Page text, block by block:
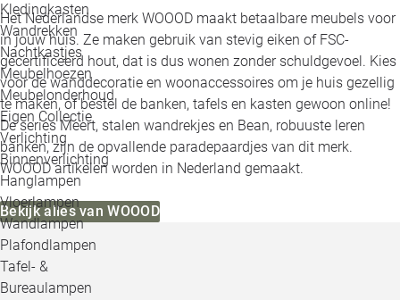
Kledingkasten
Wandrekken
Nachtkastjes
Meubelhoezen
Meubelonderhoud
Eigen Collectie
Verlichting
Binnenverlichting
Hanglampen
Vloerlampen
Wandlampen
Plafondlampen
Tafel- &
Bureaulampen
Het Nederlandse merk WOOOD maakt betaalbare meubels voor
in jouw huis. Ze maken gebruik van stevig eiken of FSC-
gecertificeerd hout, dat is dus wonen zonder schuldgevoel. Kies
voor de wanddecoratie en woonaccessoires om je huis gezellig
te maken, of bestel de banken, tafels en kasten gewoon online!
De series Meert, stalen wandrekjes en Bean, robuuste leren
banken, zijn de opvallende paradepaardjes van dit merk.
WOOOD artikelen worden in Nederland gemaakt.
Bekijk alles van WOOOD